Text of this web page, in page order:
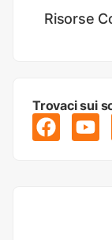
Risorse
Trovaci sui